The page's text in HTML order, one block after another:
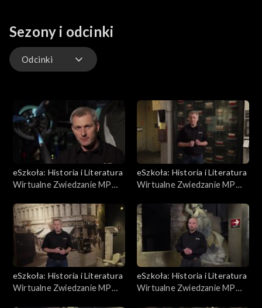
Sezony i odcinki
Odcinki
eSzkoła: Historia i Literatura
Wirtualne Zwiedzanie MPW,
eSzkoła: Historia i Literatura
Wirtualne Zwiedzanie MPW,
eSzkoła: Historia i Literatura
Wirtualne Zwiedzanie MPW,
eSzkoła: Historia i Literatura
Wirtualne Zwiedzanie MPW,